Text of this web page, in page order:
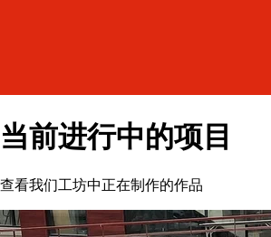
当前进行中的项目
查看我们工坊中正在制作的作品